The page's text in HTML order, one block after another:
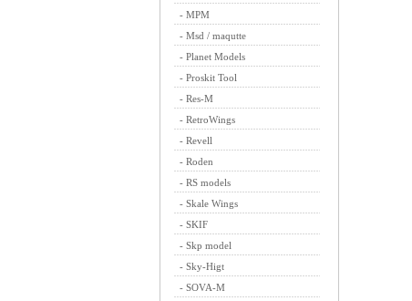
- MPM
- Msd / maqutte
- Planet Models
- Proskit Tool
- Res-M
- RetroWings
- Revell
- Roden
- RS models
- Skale Wings
- SKIF
- Skp model
- Sky-Higt
- SOVA-M